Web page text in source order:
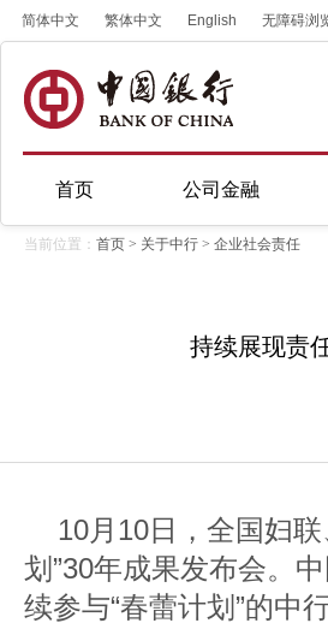
简体中文 繁体中文 English 无障碍浏
首页 公司金融
当前位置： 首页 > 关于中行 > 企业社会责任
持续展现责
10月10日，全国妇
划”30年成果发布会。
续参与“春蕾计划”的中